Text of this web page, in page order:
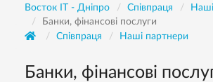
Восток IT - Дніпро Співпраця
Банки, фінансові послуги
Співпраця
Наші партнери
Банки, фінансові